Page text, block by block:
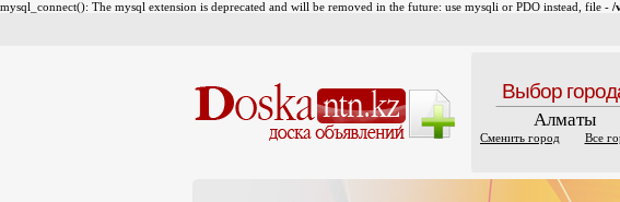
mysql_connect(): The mysql extension is deprecated and will be removed in the future: use mysqli or PDO instead, file - /
Выбор
Алматы
Сменить город
Все